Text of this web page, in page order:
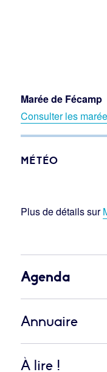
Marée de Fécamp
Consulter les
MÉTÉO
Plus de détails sur
Agenda
Annuaire
À lire !